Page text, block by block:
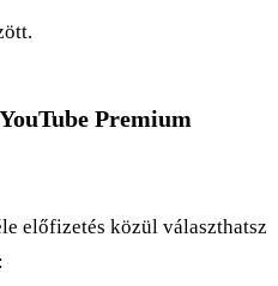
Premium
előfizetés közül választhatsz